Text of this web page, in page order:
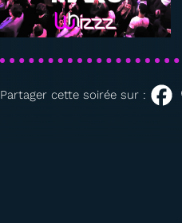
Partager cette soirée sur :